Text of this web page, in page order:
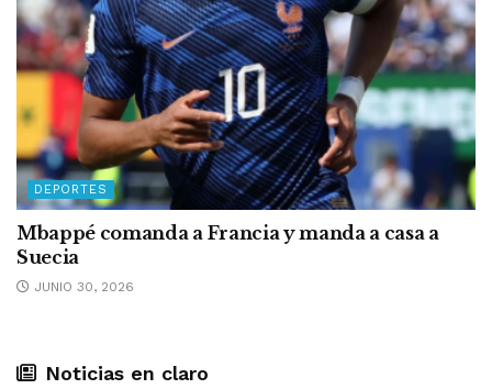
DEPORTES
Mbappé comanda a Francia y manda a casa a
Suecia
JUNIO 30, 2026
Noticias en claro